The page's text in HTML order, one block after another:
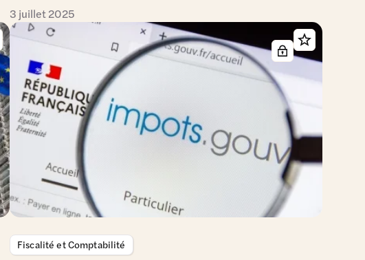
3 juillet 2025
Fiscalité et Comptabilité